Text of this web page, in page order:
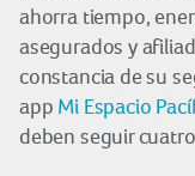
ahorra tiempo,
asegurados y
constancia de su
app Mi Espacio
deben seguir